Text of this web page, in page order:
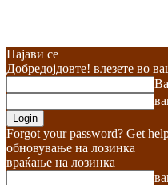
Најави се
Добредојдовте! влезете во
Forgot your password? Get
обновување на лозинка
враќање на лозинка